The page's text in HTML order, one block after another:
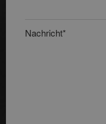
Nachricht*